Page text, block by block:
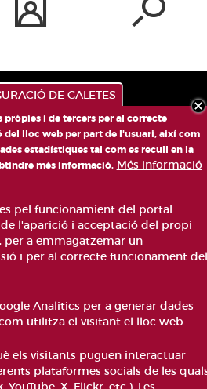
4 VALÈNCIA 46003
963188000
CORREU
AVÍS LEGAL
CONTACTEU
DE GALETES
i de tercers per al correcte
lloc web per part de l'usuari, així com
estadístiques tal com es recull en la
més informació. Més informació
pel funcionamient del portal.
l'aparició i acceptació del propi
per a emmagatzemar un
i per al correcte funcionament del
Analitics per a generar dades
utilitza el visitant el lloc web.
els visitants puguen interactuar
plataformes socials de les